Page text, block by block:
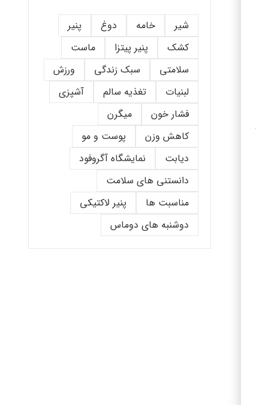
شیر خامه دوغ
پنیر
کشک
پنیر پیتزا
ماست
سلامتی
سبک زندگی
ورزش
لبنیات
تغذیه سالم
آشپزی
فشار خون
میگرن
کاهش وزن
پوست و مو
دیابت
نمایشگاه آگروفود
دانستنی های سلامت
مناسبت ها
پنیر لاکتیکی
دوشنبه های دوماس